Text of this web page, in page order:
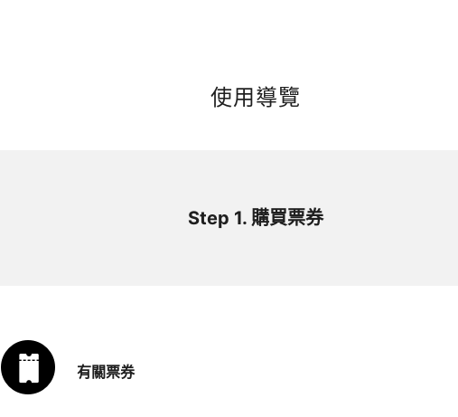
使用導覽
Step 1. 購買票券
有關票券